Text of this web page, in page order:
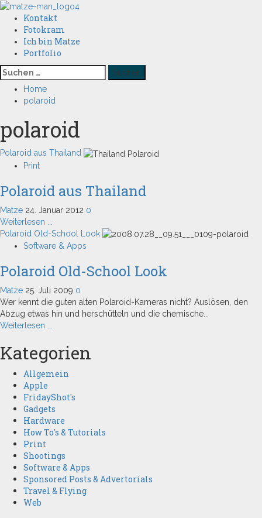
Skip
content
Primary
Menu
Kontakt
Fotokram
Ich bin Matze
Portfolio
Suchen
nach:
Home
polaroid
polaroid
Polaroid aus Thailand
Print
Polaroid aus Thailand
Matze 24. Januar 2012 0
Weiterlesen ...
more
about
aus
Polaroid Old-School Look
Software & Apps
Polaroid Old-School Look
Matze 25. Juli 2009 0
Wer kennt die guten alten Polaroid-Kameras nicht? Auslösen, den
Abzug etwas hin und herschütteln und die chemische...
Weiterlesen ...
about
Polaroid
Old-
Look
Kategorien
Allgemein
Apple
FridayShot's
Gadgets
Hardware
How To's & Tutorials
Print
Shootings
Software & Apps
Sponsored Posts & Advertorials
Travel & Flying
Web